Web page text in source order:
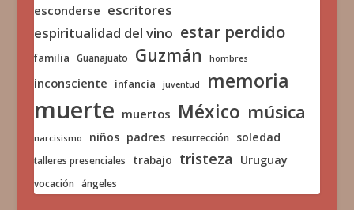
esconderse escritores
espiritualidad del vino estar perdido
familia Guanajuato Guzmán hombres
inconsciente infancia juventud memoria
muerte muertos México música
narcisismo niños padres resurrección soledad
talleres presenciales trabajo tristeza Uruguay
vocación ángeles